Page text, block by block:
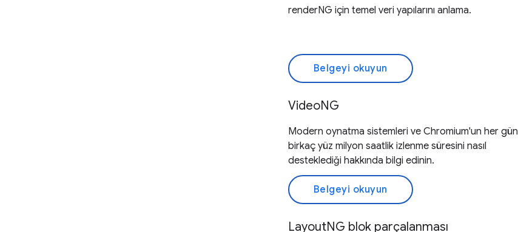
renderNG için temel veri yapılarını anlama.
Belgeyi okuyun
VideoNG
Modern oynatma sistemleri ve Chromium'un her gün
birkaç yüz milyon saatlik izlenme süresini nasıl
desteklediği hakkında bilgi edinin.
Belgeyi okuyun
LayoutNG blok parçalanması